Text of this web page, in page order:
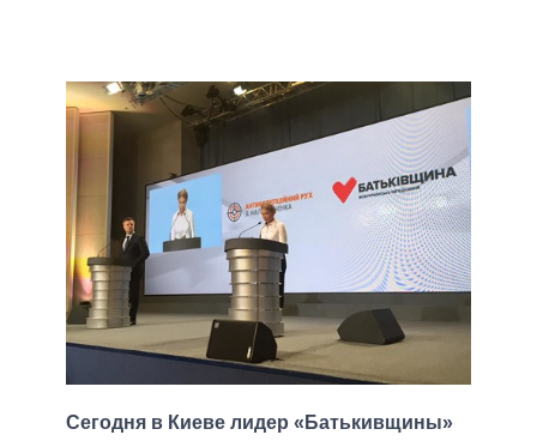
Сегодня в Киеве лидер «Батькивщины»